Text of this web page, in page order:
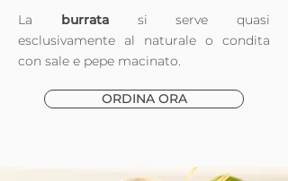
La burrata si serve quasi
esclusivamente al naturale o condita
con sale e pepe macinato.
ORDINA ORA